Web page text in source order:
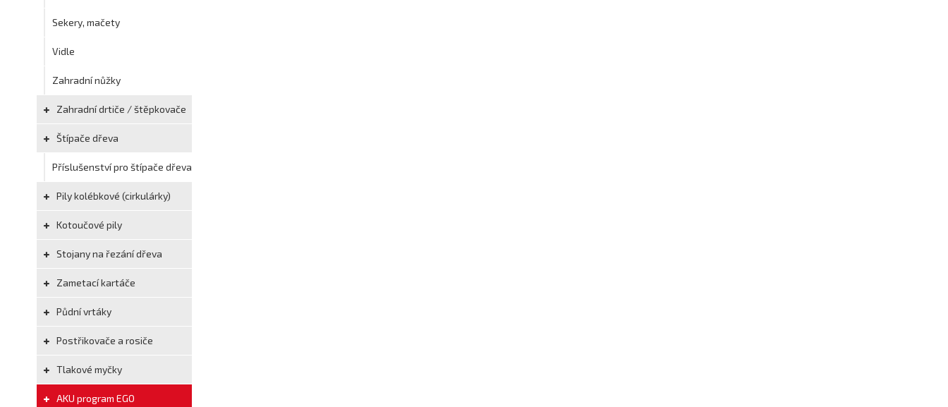
Sekery, mačety
Vidle
Zahradní nůžky
Zahradní drtiče / štěpkovače
Štípače dřeva
Příslušenství pro štípače dřeva
Pily kolébkové (cirkulárky)
Kotoučové pily
Stojany na řezání dřeva
Zametací kartáče
Půdní vrtáky
Postřikovače a rosiče
Tlakové myčky
AKU program EGO